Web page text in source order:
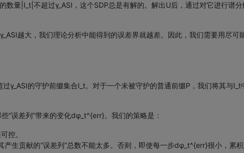
量|I_t|不超过γ_ASI，这个SDP总是有解的。解出U后，通过对它进行谱
越大，我们理论分析中能得到的误差界就越差。因此，我们需要用尽
的守护前缀集合I_t。对于一个未被守护的普通前缀P，我们将其与
“误差列”带来的变化dφ_t^{err}。我们的策略是：
控。
生贡献的“误差列”总数不能太多。否则，即使每一步dφ_t^{err}很小，累积